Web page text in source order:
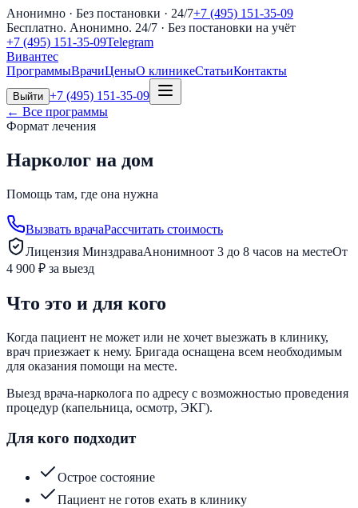
Анонимно · Без постановки · 24/7+7 (495) 151-35-09
Бесплатно. Анонимно. 24/7 · Без постановки на учёт
+7 (495) 151-35-09Telegram
Вивантес
ПрограммыВрачиЦеныО клиникеСтатьиКонтакты
Выйти +7 (495) 151-35-09
← Все программы
Формат лечения
Нарколог на дом
Помощь там, где она нужна
Вызвать врачаРассчитать стоимость
Лицензия МинздраваАнонимноот 3 до 8 часов на местеОт
4 900 ₽ за выезд
Что это и для кого
Когда пациент не может или не хочет выезжать в клинику,
врач приезжает к нему. Бригада оснащена всем необходимым
для оказания помощи на месте.
Выезд врача-нарколога по адресу с возможностью проведения
процедур (капельница, осмотр, ЭКГ).
Для кого подходит
Острое состояние
Пациент не готов ехать в клинику